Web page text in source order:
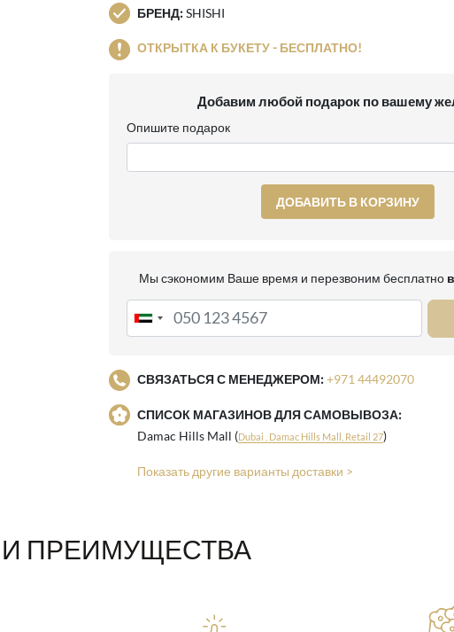
БРЕНД:SHISHI
ОТКРЫТКА К БУКЕТУ - БЕСПЛАТНО!
Добавим любой подарок по вашему
Опишите подарок
ДОБАВИТЬ В КОРЗИНУ
Мы сэкономим Ваше время и перезвоним бесплатно
СВЯЗАТЬСЯ С МЕНЕДЖЕРОМ:+971 44492070
СПИСОК МАГАЗИНОВ ДЛЯ САМОВЫВОЗА:
Damac Hills Mall (Dubai , Damac Hills Mall, Retail 27)
Показать другие варианты доставки >
ПРЕИМУЩЕСТВА